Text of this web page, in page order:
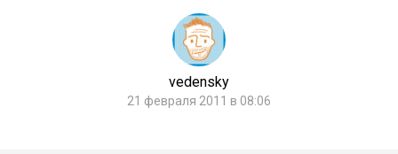
vedensky
21 февраля 2011 в 08:06